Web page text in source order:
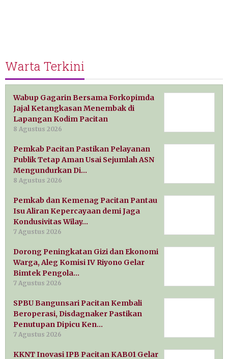
Warta Terkini
Wabup Gagarin Bersama Forkopimda
Jajal Ketangkasan Menembak di
Lapangan Kodim Pacitan
8 Agustus 2026
Pemkab Pacitan Pastikan Pelayanan
Publik Tetap Aman Usai Sejumlah ASN
Mengundurkan Di…
8 Agustus 2026
Pemkab dan Kemenag Pacitan Pantau
Isu Aliran Kepercayaan demi Jaga
Kondusivitas Wilay…
7 Agustus 2026
Dorong Peningkatan Gizi dan Ekonomi
Warga, Aleg Komisi IV Riyono Gelar
Bimtek Pengola…
7 Agustus 2026
SPBU Bangunsari Pacitan Kembali
Beroperasi, Disdagnaker Pastikan
Penutupan Dipicu Ken…
7 Agustus 2026
KKNT Inovasi IPB Pacitan KAB01 Gelar